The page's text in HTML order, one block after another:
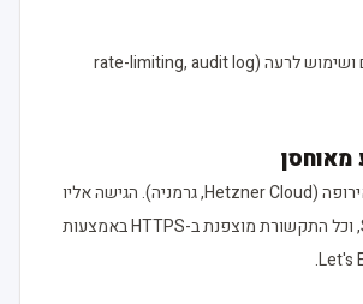
למניעת זיופים ושימוש לרעה (rate-limiting, audit log
על שרת ייעודי באירופה (Hetzner Cloud, גרמניה). הגישה אליו
מוגנת ב-SSH key, וכל התקשורת מוצפנת ב-HTTPS באמצעות